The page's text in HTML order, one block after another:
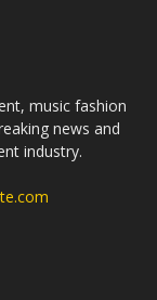
music fashion
news and
industry.